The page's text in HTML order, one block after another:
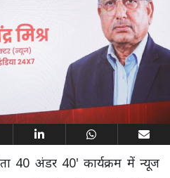
40 अंडर 40' कार्यक्रम में न्यूज